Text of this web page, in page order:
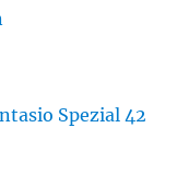
Spezial 42